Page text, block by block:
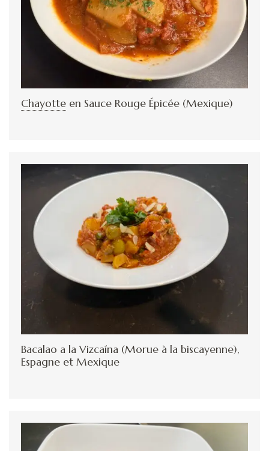
Chayotte en Sauce Rouge Épicée (Mexique)
Bacalao a la Vizcaína (Morue à la biscayenne),
Espagne et Mexique